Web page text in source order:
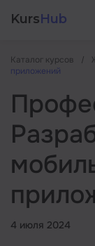
KursHub
Каталог курсов
приложений
4 июля 2024
Дизайн